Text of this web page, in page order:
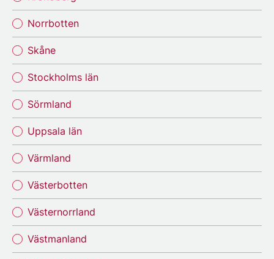
Norrbotten
Skåne
Stockholms län
Sörmland
Uppsala län
Värmland
Västerbotten
Västernorrland
Västmanland